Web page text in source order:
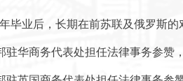
毕业后，长期在前苏联及俄罗斯
驻华商务代表处担任法律事务参赞